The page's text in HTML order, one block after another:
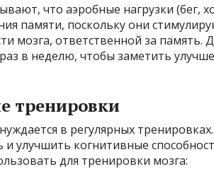
что аэробные нагрузки (бег,
памяти, поскольку они
мозга, ответственной за память.
в неделю, чтобы заметить
тренировки
в регулярных
улучшить когнитивные
для тренировки мозга: